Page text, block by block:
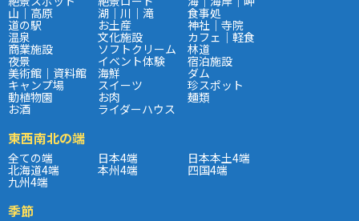
山｜高原 湖｜川｜滝 食事処
道の駅 お土産 神社｜寺院
温泉 文化施設 カフェ｜軽食
商業施設 ソフトクリーム 林道
夜景 イベント体験 宿泊施設
美術館｜資料館 海鮮 ダム
キャンプ場 スイーツ 珍スポット
動植物園 お肉 麺類
お酒 ライダーハウス
東西南北の端
全ての端 日本4端 日本本土4端
北海道4端 本州4端 四国4端
九州4端
季節